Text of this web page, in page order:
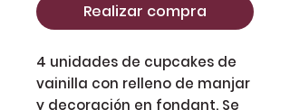
Realizar compra
4 unidades de cupcakes de
vainilla con relleno de manjar
y decoración en fondant. Se